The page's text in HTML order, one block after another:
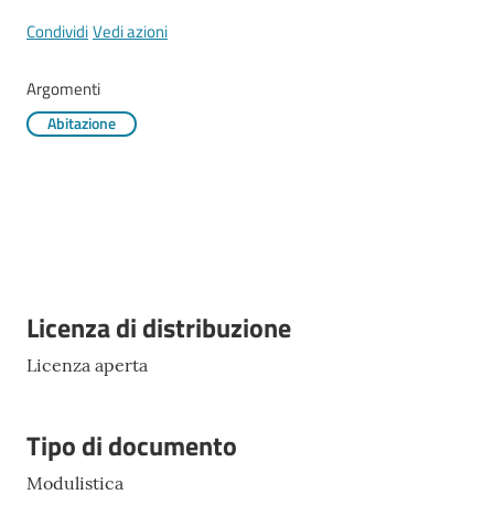
PNRR
R
a
g
e
l
CondividiVedi azioni
Argomenti
Abitazione
Descrizione
Licenza di distribuzione
Licenza aperta
Tipo di documento
Modulistica